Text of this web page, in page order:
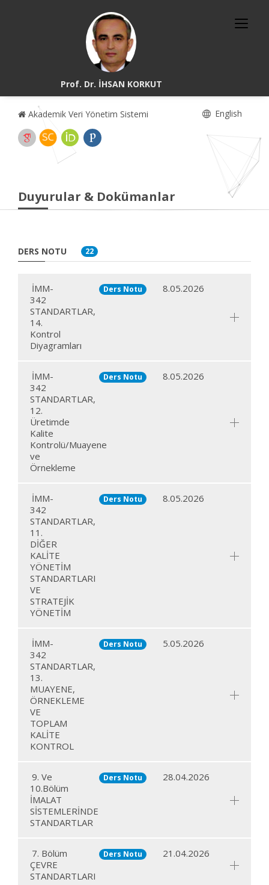
Prof. Dr. İHSAN KORKUT
Akademik Veri Yönetim Sistemi English
Duyurular & Dokümanlar
DERS NOTU 22
İMM-
342
STANDARTLAR,
14.
Kontrol
Diyagramları
Ders Notu 8.05.2026
İMM-
342
STANDARTLAR,
12.
Üretimde
Kalite
Kontrolü/Muayene
ve
Örnekleme
Ders Notu 8.05.2026
İMM-
342
STANDARTLAR,
11.
DİĞER
KALİTE
YÖNETİM
STANDARTLARI
VE
STRATEJİK
YÖNETİM
Ders Notu 8.05.2026
İMM-
342
STANDARTLAR,
13.
MUAYENE,
ÖRNEKLEME
VE
TOPLAM
KALİTE
KONTROL
Ders Notu 5.05.2026
9. Ve
10.Bölüm
İMALAT
SİSTEMLERİNDE
STANDARTLAR
Ders Notu 28.04.2026
7. Bölüm
ÇEVRE
STANDARTLARI
Ders Notu 21.04.2026